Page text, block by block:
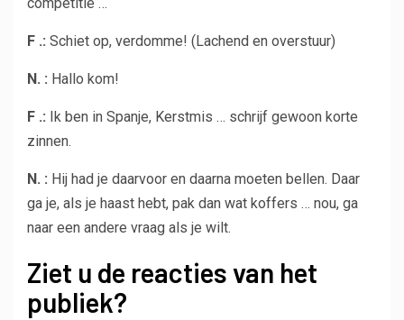
F .: Schiet op, verdomme! (Lachend en overstuur)
N. : Hallo kom!
F .: Ik ben in Spanje, Kerstmis … schrijf gewoon korte
zinnen.
N. : Hij had je daarvoor en daarna moeten bellen. Daar
ga je, als je haast hebt, pak dan wat koffers … nou, ga
naar een andere vraag als je wilt.
Ziet u de reacties van het
publiek?